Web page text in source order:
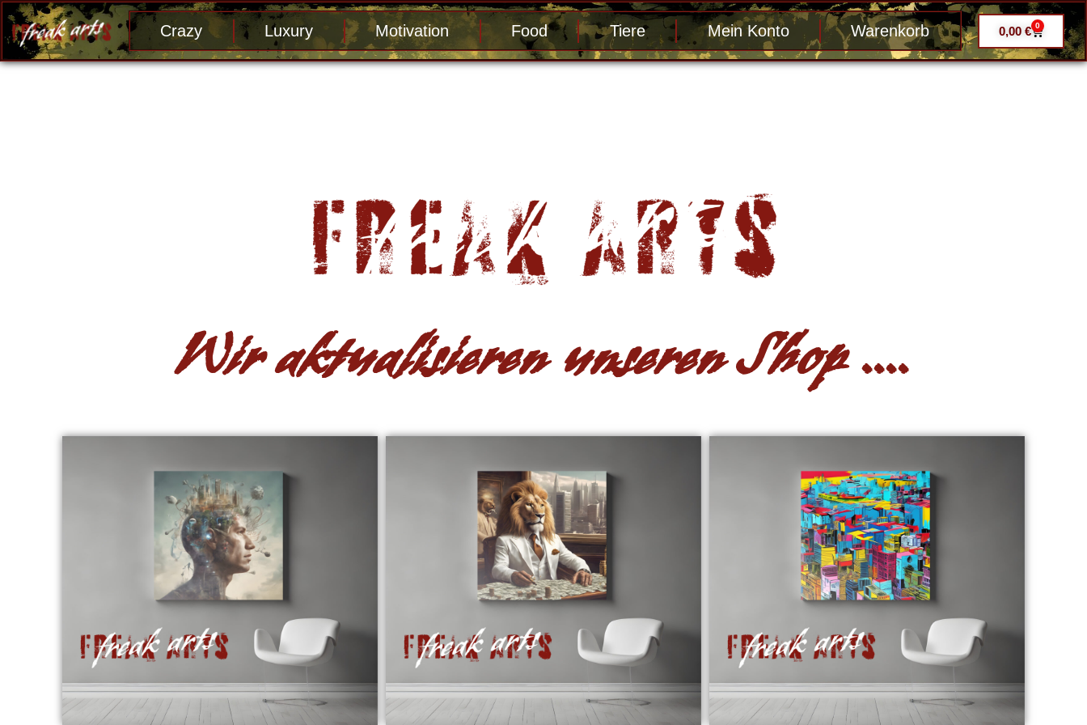
Crazy Luxury Motivation Food Tiere Mein Konto Warenkorb 0,00 € 0
Wir aktualisieren unseren Shop ....